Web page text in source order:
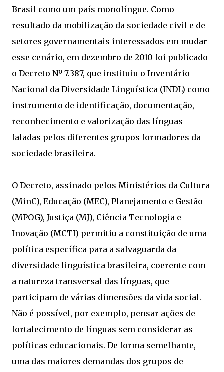
Brasil como um país monolíngue. Como
resultado da mobilização da sociedade civil e de
setores governamentais interessados em mudar
esse cenário, em dezembro de 2010 foi publicado
o Decreto Nº 7.387, que instituiu o Inventário
Nacional da Diversidade Linguística (INDL) como
instrumento de identificação, documentação,
reconhecimento e valorização das línguas
faladas pelos diferentes grupos formadores da
sociedade brasileira.
O Decreto, assinado pelos Ministérios da Cultura
(MinC), Educação (MEC), Planejamento e Gestão
(MPOG), Justiça (MJ), Ciência Tecnologia e
Inovação (MCTI) permitiu a constituição de uma
política específica para a salvaguarda da
diversidade linguística brasileira, coerente com
a natureza transversal das línguas, que
participam de várias dimensões da vida social.
Não é possível, por exemplo, pensar ações de
fortalecimento de línguas sem considerar as
políticas educacionais. De forma semelhante,
uma das maiores demandas dos grupos de